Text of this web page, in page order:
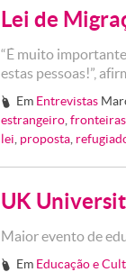
Lei de
“É muito
estas pessoas!”,
# Em Entrevistas
estrangeiro fronteiras
lei proposta
UK
Maior evento de
# Em Educação e